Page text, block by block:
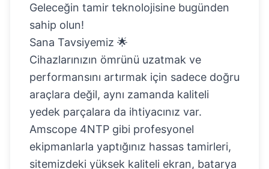
Geleceğin tamir teknolojisine bugünden
sahip olun!
Sana Tavsiyemiz 🌟
Cihazlarınızın ömrünü uzatmak ve
performansını artırmak için sadece doğru
araçlara değil, aynı zamanda kaliteli
yedek parçalara da ihtiyacınız var.
Amscope 4NTP gibi profesyonel
ekipmanlarla yaptığınız hassas tamirleri,
sitemizdeki yüksek kaliteli ekran, batarya